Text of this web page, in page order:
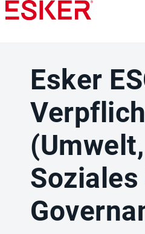
Skip
to
Esker
(Umwelt,
Soziales